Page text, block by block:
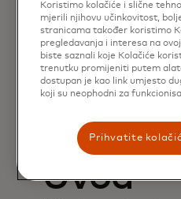
Uvod
Koristimo kolačiće i slične
mjerili njihovu učinkovitost,
stranicama također koristimo
pregledavanja i interesa na
biste saznali koje Kolačiće
trenutku promijeniti putem
dostupan je kao link umjesto
koji su neophodni za
Prihvatite